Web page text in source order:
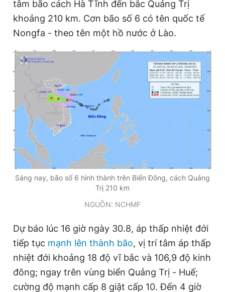
Thông tin tòa soạn Liên hệ quảng cáo
Đọc Thanh Niên trên điện thoại
Theo dõi báo trên
Liên hệ quảng cáo
0908 780 404
Đặt báo Quảng cáo RSS Tòa soạn Chính sách bảo
Tổng biên tập: Nguyễn Ngọc Toàn
Phó tổng biên tập thường trực: Hải Thành
Phó tổng biên tập: Lâm Hiếu Dũng
Phó tổng biên tập: Trần Việt Hưng
Tổng thư ký tòa soạn: Đức Trung
tâm bão cách Hà Tĩnh đến bắc Quảng Trị
khoảng 210 km. Cơn bão số 6 có tên quốc tế
Nongfa - theo tên một hồ nước ở Lào.
Sáng nay, bão số 6 hình thành trên Biển Đông, cách Quảng
Trị 210 km
NGUỒN: NCHMF
Dự báo lúc 16 giờ ngày 30.8, áp thấp nhiệt đới
tiếp tục mạnh lên thành bão, vị trí tâm áp thấp
nhiệt đới khoảng 18 độ vĩ bắc và 106,9 độ kinh
đông; ngay trên vùng biển Quảng Trị - Huế;
cường độ mạnh cấp 8 giật cấp 10. Đến 4 giờ